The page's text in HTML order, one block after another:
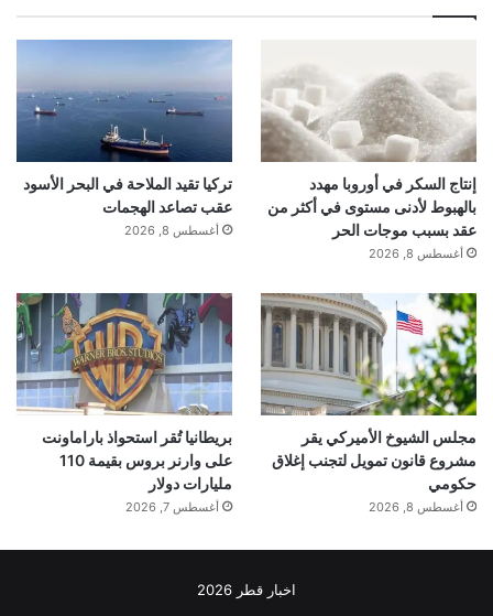
indicating weaker dependence. Observed
ICCs were compared with null distributions
obtained by permuting channels. ICCs did
not strongly exceed these null distributions
0.1568) and only reached significance (α=
0.01) in 7 of 33 consecutive stimulus
neuron session pairs, 3 of 31 consecutive
context neuron session pairs, and in no
effect sizes (Extended Data Fig. 12). We
إنتاج السكر في أوروبا مهدد
بالهبوط لأدنى مستوى في أكثر من
عقد بسبب موجات الحر
أغسطس 8, 2026
تركيا تقيد الملاحة في البحر الأسود
عقب تصاعد الهجمات
أغسطس 8, 2026
مجلس الشيوخ الأميركي يقر
مشروع قانون تمويل لتجنب إغلاق
حكومي
أغسطس 8, 2026
بريطانيا تُقر استحواذ باراماونت
على وارنر بروس بقيمة 110
مليارات دولار
أغسطس 7, 2026
اخبار قطر 2026